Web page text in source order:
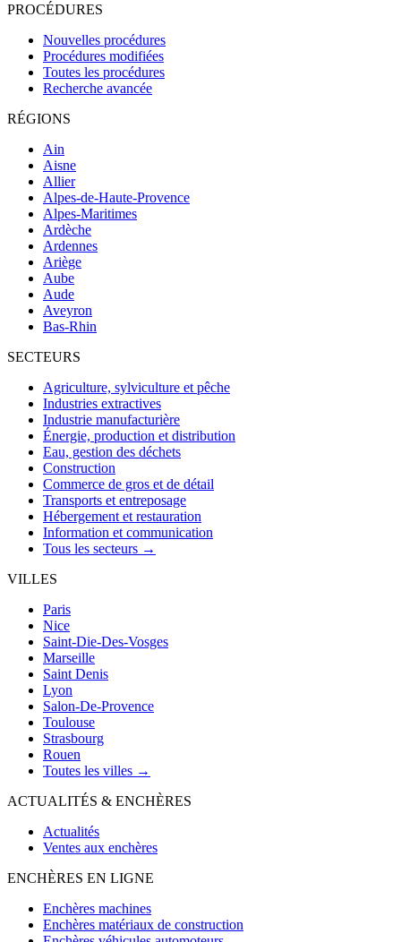
PROCÉDURES
Nouvelles procédures
Procédures modifiées
Toutes les procédures
Recherche avancée
RÉGIONS
Ain
Aisne
Allier
Alpes-de-Haute-Provence
Alpes-Maritimes
Ardèche
Ardennes
Ariège
Aube
Aude
Aveyron
Bas-Rhin
SECTEURS
Agriculture, sylviculture et pêche
Industries extractives
Industrie manufacturière
Énergie, production et distribution
Eau, gestion des déchets
Construction
Commerce de gros et de détail
Transports et entreposage
Hébergement et restauration
Information et communication
Tous les secteurs →
VILLES
Paris
Nice
Saint-Die-Des-Vosges
Marseille
Saint Denis
Lyon
Salon-De-Provence
Toulouse
Strasbourg
Rouen
Toutes les villes →
ACTUALITÉS & ENCHÈRES
Actualités
Ventes aux enchères
ENCHÈRES EN LIGNE
Enchères machines
Enchères matériaux de construction